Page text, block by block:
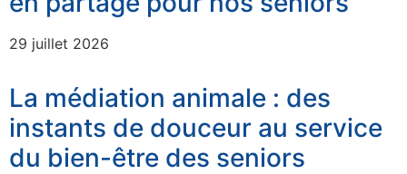
29 juillet 2026
La médiation animale : des
instants de douceur au service
du bien-être des seniors